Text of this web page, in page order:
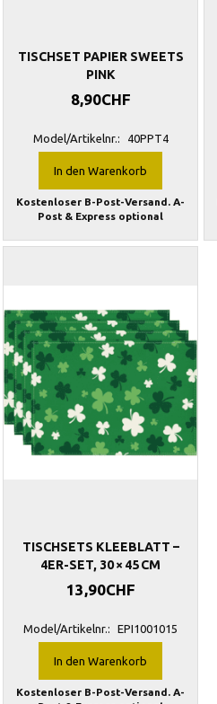
TISCHSET PAPIER SWEETS
PINK
8,90CHF
Model/Artikelnr.: 40PPT4
In den Warenkorb
Kostenloser B-Post-Versand. A-
Post & Express optional
TISCHSETS KLEEBLATT –
4ER-SET, 30 × 45 CM
13,90CHF
Model/Artikelnr.: EPI1001015
In den Warenkorb
Kostenloser B-Post-Versand. A-